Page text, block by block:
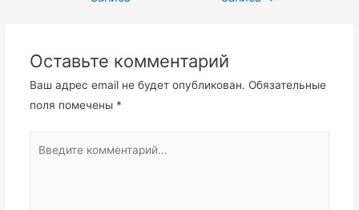
Оставьте комментарий
Ваш адрес email не будет опубликован. Обязательные
поля помечены *